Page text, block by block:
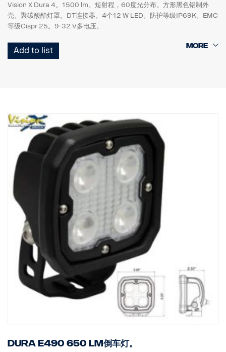
Vision X Dura 4。1500 lm。短射程，60度光分布。方形黑色铝制外
壳。聚碳酸酯灯罩。DT连接器。4个12 W LED。防护等级IP69K。EMC
等级Cispr 25。9-32 V多电压。
高107 mm x 宽100 mm x 直径65 mm。
Add to list
Dura E490 650 lm倒车灯。